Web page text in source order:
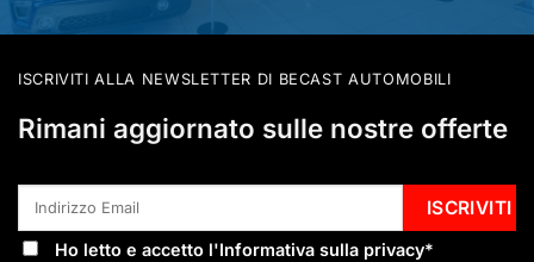
ISCRIVITI ALLA NEWSLETTER DI BECAST AUTOMOBILI
Rimani aggiornato sulle nostre offerte
Ho letto e accetto l'Informativa sulla privacy*